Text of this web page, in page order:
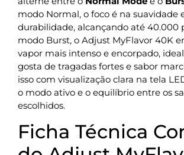
modo Normal, o foco é na suavidade
durabilidade, alcançando até 40.000
modo Burst, o Adjust MyFlavor 40K
vapor mais intenso e encorpado,
gosta de tragadas fortes e sabor
isso com visualização clara na tela
o modo ativo e o equilíbrio entre os
escolhidos.
Ficha Técnica